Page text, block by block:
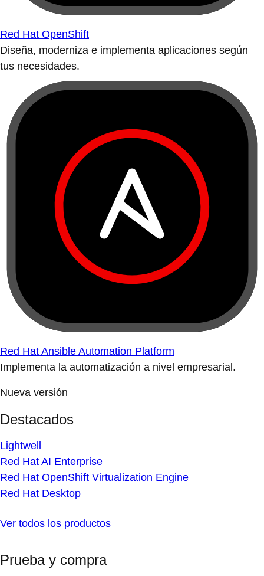
Red Hat OpenShift
Diseña, moderniza e implementa aplicaciones según
tus necesidades.
Red Hat Ansible Automation Platform
Implementa la automatización a nivel empresarial.
Nueva versión
Destacados
Lightwell
Red Hat AI Enterprise
Red Hat OpenShift Virtualization Engine
Red Hat Desktop
Ver todos los productos
Prueba y compra